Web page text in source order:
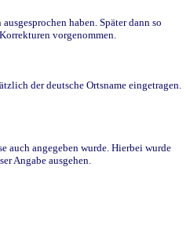
haben. Später dann so
vorgenommen.
der deutsche Ortsname eingetragen.
auch angegeben wurde. Hierbei wurde
Angabe ausgehen.